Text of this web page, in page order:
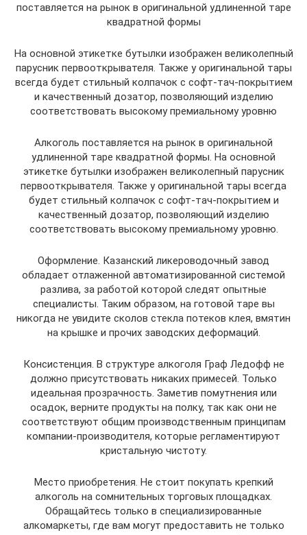
поставляется на рынок в оригинальной удлиненной таре
квадратной формы
На основной этикетке бутылки изображен великолепный
парусник первооткрывателя. Также у оригинальной тары
всегда будет стильный колпачок с софт-тач-покрытием
и качественный дозатор, позволяющий изделию
соответствовать высокому премиальному уровню
Алкоголь поставляется на рынок в оригинальной
удлиненной таре квадратной формы. На основной
этикетке бутылки изображен великолепный парусник
первооткрывателя. Также у оригинальной тары всегда
будет стильный колпачок с софт-тач-покрытием и
качественный дозатор, позволяющий изделию
соответствовать высокому премиальному уровню.
Оформление. Казанский ликероводочный завод
обладает отлаженной автоматизированной системой
разлива, за работой которой следят опытные
специалисты. Таким образом, на готовой таре вы
никогда не увидите сколов стекла потеков клея, вмятин
на крышке и прочих заводских деформаций.
Консистенция. В структуре алкоголя Граф Ледофф не
должно присутствовать никаких примесей. Только
идеальная прозрачность. Заметив помутнения или
осадок, верните продукты на полку, так как они не
соответствуют общим производственным принципам
компании-производителя, которые регламентируют
кристальную чистоту.
Место приобретения. Не стоит покупать крепкий
алкоголь на сомнительных торговых площадках.
Обращайтесь только в специализированные
алкомаркеты, где вам могут предоставить не только